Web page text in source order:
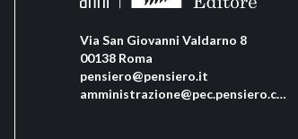
Via San Giovanni Valdarno 8
00138 Roma
pensiero@pensiero.it
amministrazione@pec.pensiero.com